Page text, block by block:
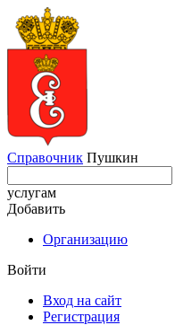
Справочник Пушкин
услугам
Добавить
Организацию
Войти
Вход на сайт
Регистрация